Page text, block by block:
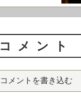
コメント
コメントを書き込む